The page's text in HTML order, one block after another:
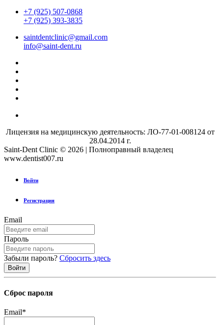
+7 (925) 507-0868
+7 (925) 393-3835
saintdentclinic@gmail.com
info@saint-dent.ru
Лицензия на медицинскую деятельность: ЛО-77-01-008124 от
28.04.2014 г.
Saint-Dent Clinic © 2026 | Полноправный владелец
www.dentist007.ru
Войти
Регистрация
Email
Пароль
Забыли пароль? Сбросить здесь
Сброс пароля
Email*